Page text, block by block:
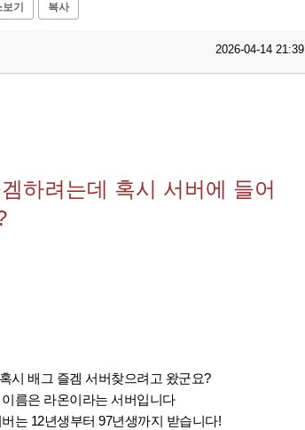
기 복사
2026-04-14 21:39
하려는데 혹시 서버에 들어
시 배그 즐겜 서버찾으려고 왔군요?
름은 라온이라는 서버입니다
는 12년생부터 97년생까지 받습니다!